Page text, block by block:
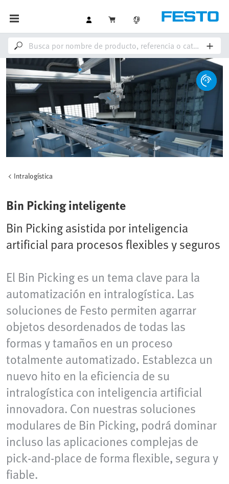
Intralogística
Bin Picking inteligente
Bin Picking asistida por inteligencia
artificial para procesos flexibles y seguros
El Bin Picking es un tema clave para la
automatización en intralogística. Las
soluciones de Festo permiten agarrar
objetos desordenados de todas las
formas y tamaños en un proceso
totalmente automatizado. Establezca un
nuevo hito en la eficiencia de su
intralogística con inteligencia artificial
innovadora. Con nuestras soluciones
modulares de Bin Picking, podrá dominar
incluso las aplicaciones complejas de
pick-and-place de forma flexible, segura y
fiable.